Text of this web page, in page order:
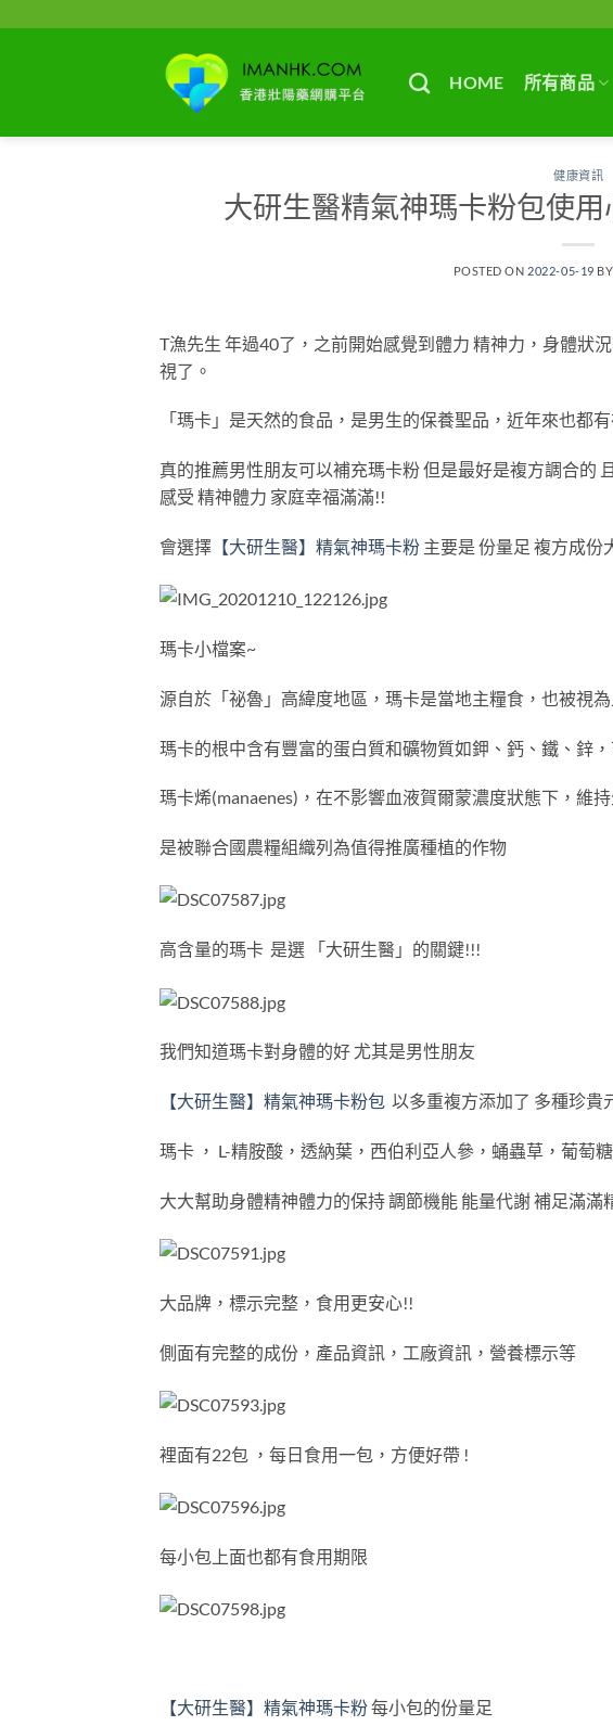
HOME 所有商品
健康資訊
大研生醫精氣神瑪卡粉包使用
POSTED ON 2022-05-19
T漁先生 年過40了，之前開始感覺到體力 精神力，身體狀
視了。
「瑪卡」是天然的食品，是男生的保養聖品，近年來也都
真的推薦男性朋友可以補充瑪卡粉 但是最好是複方調合的
感受 精神體力 家庭幸福滿滿!!
會選擇 【大研生醫】精氣神瑪卡粉 主要是 份量足 複方成份
瑪卡小檔案~
源自於「祕魯」高緯度地區，瑪卡是當地主糧食，也被視
瑪卡的根中含有豐富的蛋白質和礦物質如鉀、鈣、鐵、鋅
瑪卡烯(manaenes)，在不影響血液賀爾蒙濃度狀態下，維
是被聯合國農糧組織列為值得推廣種植的作物
高含量的瑪卡 是選 「大研生醫」的關鍵!!!
我們知道瑪卡對身體的好 尤其是男性朋友
【大研生醫】精氣神瑪卡粉包 以多重複方添加了 多種珍貴
瑪卡 ， L-精胺酸，透納葉，西伯利亞人參，蛹蟲草，葡萄
大大幫助身體精神體力的保持 調節機能 能量代謝 補足滿滿
大品牌，標示完整，食用更安心!!
側面有完整的成份，產品資訊，工廠資訊，營養標示等
裡面有22包 ，每日食用一包，方便好帶 !
每小包上面也都有食用期限
【大研生醫】精氣神瑪卡粉每小包的份量足